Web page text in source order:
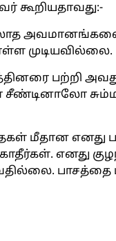
கூறியதாவது:-
முடியவில்லை.
பற்றி
மீதான எனது
எனது
பாசத்தை